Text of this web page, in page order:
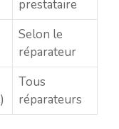
prestataire
Selon le
réparateur
Tous
réparateurs